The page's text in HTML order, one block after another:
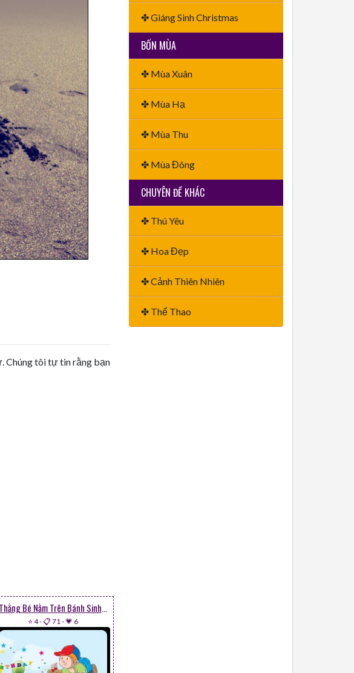
Chúng tôi tự tin rằng bạn
Thằng Bé Nằm Trên Bánh Sinh Nhật
⭐ 4-📋 71 -💗 6
✤ Giáng Sinh Christmas
BỐN MÙA
✤ Mùa Xuân
✤ Mùa Hạ
✤ Mùa Thu
✤ Mùa Đông
CHUYÊN ĐỀ KHÁC
✤ Thú Yêu
✤ Hoa Đẹp
✤ Cảnh Thiên Nhiên
✤ Thể Thao